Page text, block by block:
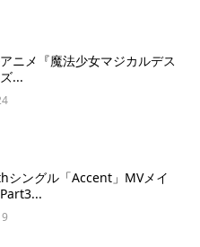
ニメ『魔法少⼥マジカルデス
...
シングル「Accent」MVメイ